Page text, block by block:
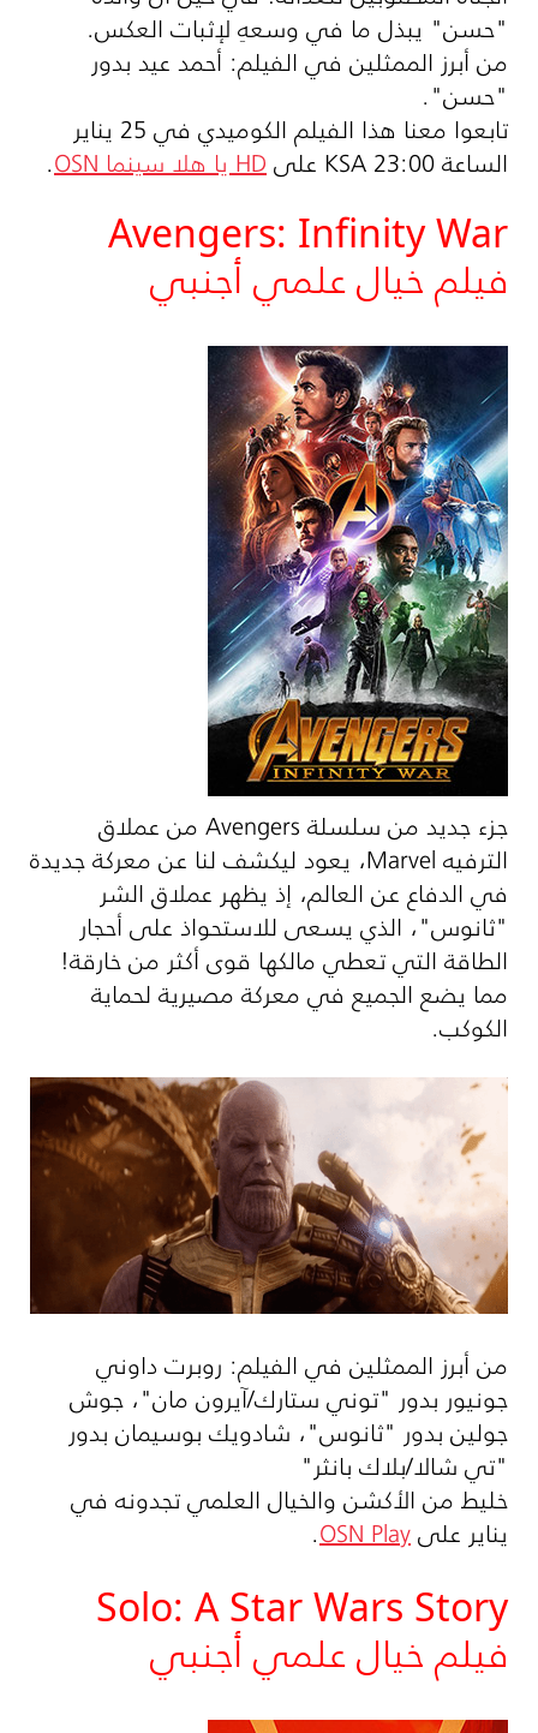
"حسن" يبذل ما في وسعهِ لإثبات العكس.
من أبرز الممثلين في الفيلم: أحمد عيد بدور
"حسن".
تابعوا معنا هذا الفيلم الكوميدي في 25 يناير
الساعة 23:00 KSA على OSNيا هلا سينماHD
.
Avengers: Infinity War
فيلم خيال علمي أجنبي
جزء جديد من سلسلةAvengersمن عملاق
الترفيهMarvel، يعود ليكشف لنا عن معركة جديدة
في الدفاع عن العالم، إذ يظهر عملاق الشر
"ثانوس"، الذي يسعى للاستحواذ على أحجار
الطاقة التي تعطي مالكها قوى أكثر من خارقة!
مما يضع الجميع في معركة مصيرية لحماية
الكوكب.
من أبرز الممثلين في الفيلم: روبرت داوني
جونيور بدور "توني ستارك/آيرون مان"، جوش
جولين بدور "ثانوس"، شادويك بوسيمان بدور
"تي شالا/بلاك بانثر"
خليط من الأكشن والخيال العلمي تجدونه في
يناير علىOSN Play
.
Solo: A Star Wars Story
فيلم خيال علمي أجنبي